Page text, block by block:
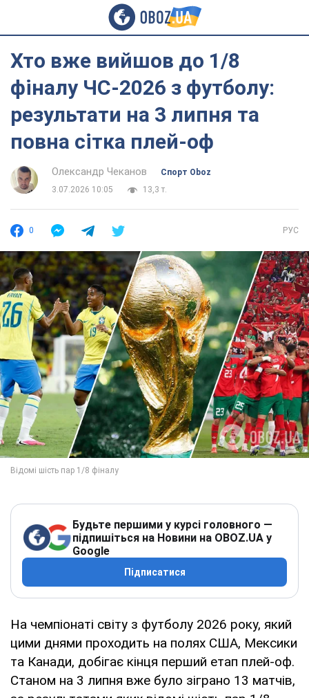
Хто вже вийшов до 1/8
фіналу ЧС-2026 з футболу:
результати на 3 липня та
повна сітка плей-оф
Олександр Чеканов
Спорт Oboz
3.07.2026 10:05
13,3 т.
0 РУС
Будьте першими у курсі головного —
підпишіться на Новини на OBOZ.UA у
Google
Підписатися
На чемпіонаті світу з футболу 2026 року, який
цими днями проходить на полях США, Мексики
та Канади, добігає кінця перший етап плей-оф.
Станом на 3 липня вже було зіграно 13 матчів,